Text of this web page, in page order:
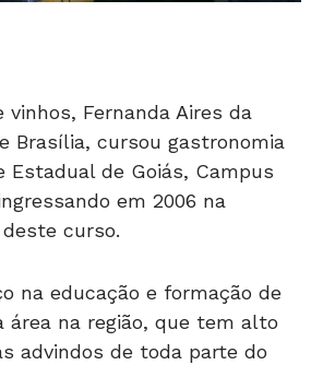
vinhos, Fernanda Aires da
Brasília, cursou gastronomia
Estadual de Goiás, Campus
em 2006 na
curso.
na educação e formação de
área na região, que tem alto
advindos de toda parte do